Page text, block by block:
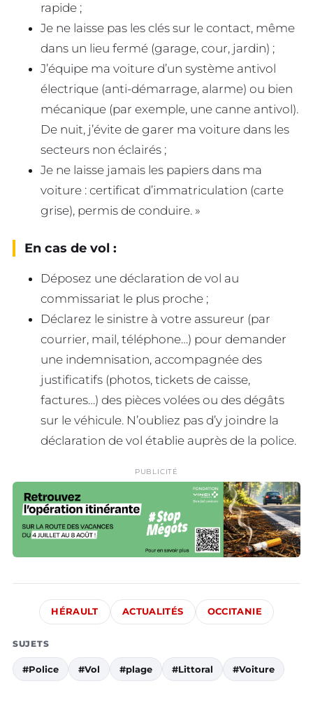
rapide ;
Je ne laisse pas les clés sur le contact, même
dans un lieu fermé (garage, cour, jardin) ;
J’équipe ma voiture d’un système antivol
électrique (anti-démarrage, alarme) ou bien
mécanique (par exemple, une canne antivol).
De nuit, j’évite de garer ma voiture dans les
secteurs non éclairés ;
Je ne laisse jamais les papiers dans ma
voiture : certificat d’immatriculation (carte
grise), permis de conduire. »
En cas de vol :
Déposez une déclaration de vol au
commissariat le plus proche ;
Déclarez le sinistre à votre assureur (par
courrier, mail, téléphone…) pour demander
une indemnisation, accompagnée des
justificatifs (photos, tickets de caisse,
factures…) des pièces volées ou des dégâts
sur le véhicule. N’oubliez pas d’y joindre la
déclaration de vol établie auprès de la police.
PUBLICITÉ
HÉRAULT ACTUALITÉS OCCITANIE
SUJETS
#Police #Vol #plage #Littoral #Voiture